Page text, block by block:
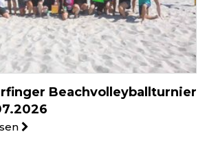
Beachvolleyballturnier